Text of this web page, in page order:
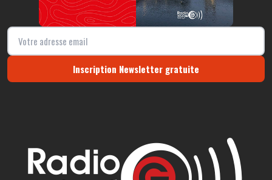
Inscription Newsletter gratuite